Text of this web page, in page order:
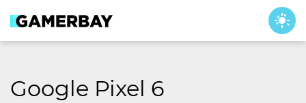
content
Google Pixel 6